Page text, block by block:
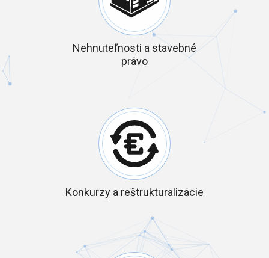
Nehnuteľnosti a stavebné
právo
Konkurzy a reštrukturalizácie